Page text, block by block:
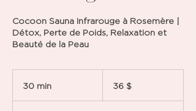
Cocoon Sauna Infrarouge à Rosemère |
Détox, Perte de Poids, Relaxation et
Beauté de la Peau
30 min 36 $